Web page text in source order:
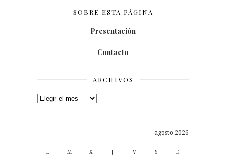
SOBRE ESTA PÁGINA
Presentación
Contacto
ARCHIVOS
Archivos
agosto 2026
L M X J V S D